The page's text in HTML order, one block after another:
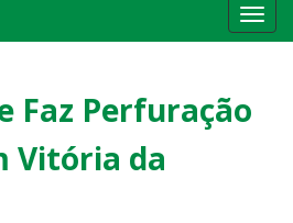
Faz Perfuração
Vitória da